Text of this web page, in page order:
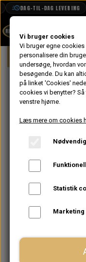
DAG-TIL-DAG LEVERING
BOOK TID
PROJEKTER
TEKNISK DATA
VANDPOLERING
Forside Mini
På lager
Vi bruger cookies
Vi bruger egne
personalisere din
undersøge, hvordan
besøgende. Du kan
på linket 'Cookies'
cookies vi benytter?
venstre hjørne.
Læs mere om cookies
Statistik